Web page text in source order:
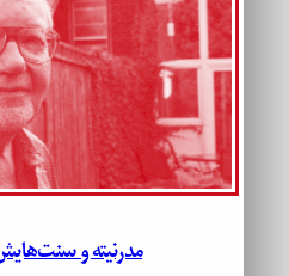
مدرنیته و